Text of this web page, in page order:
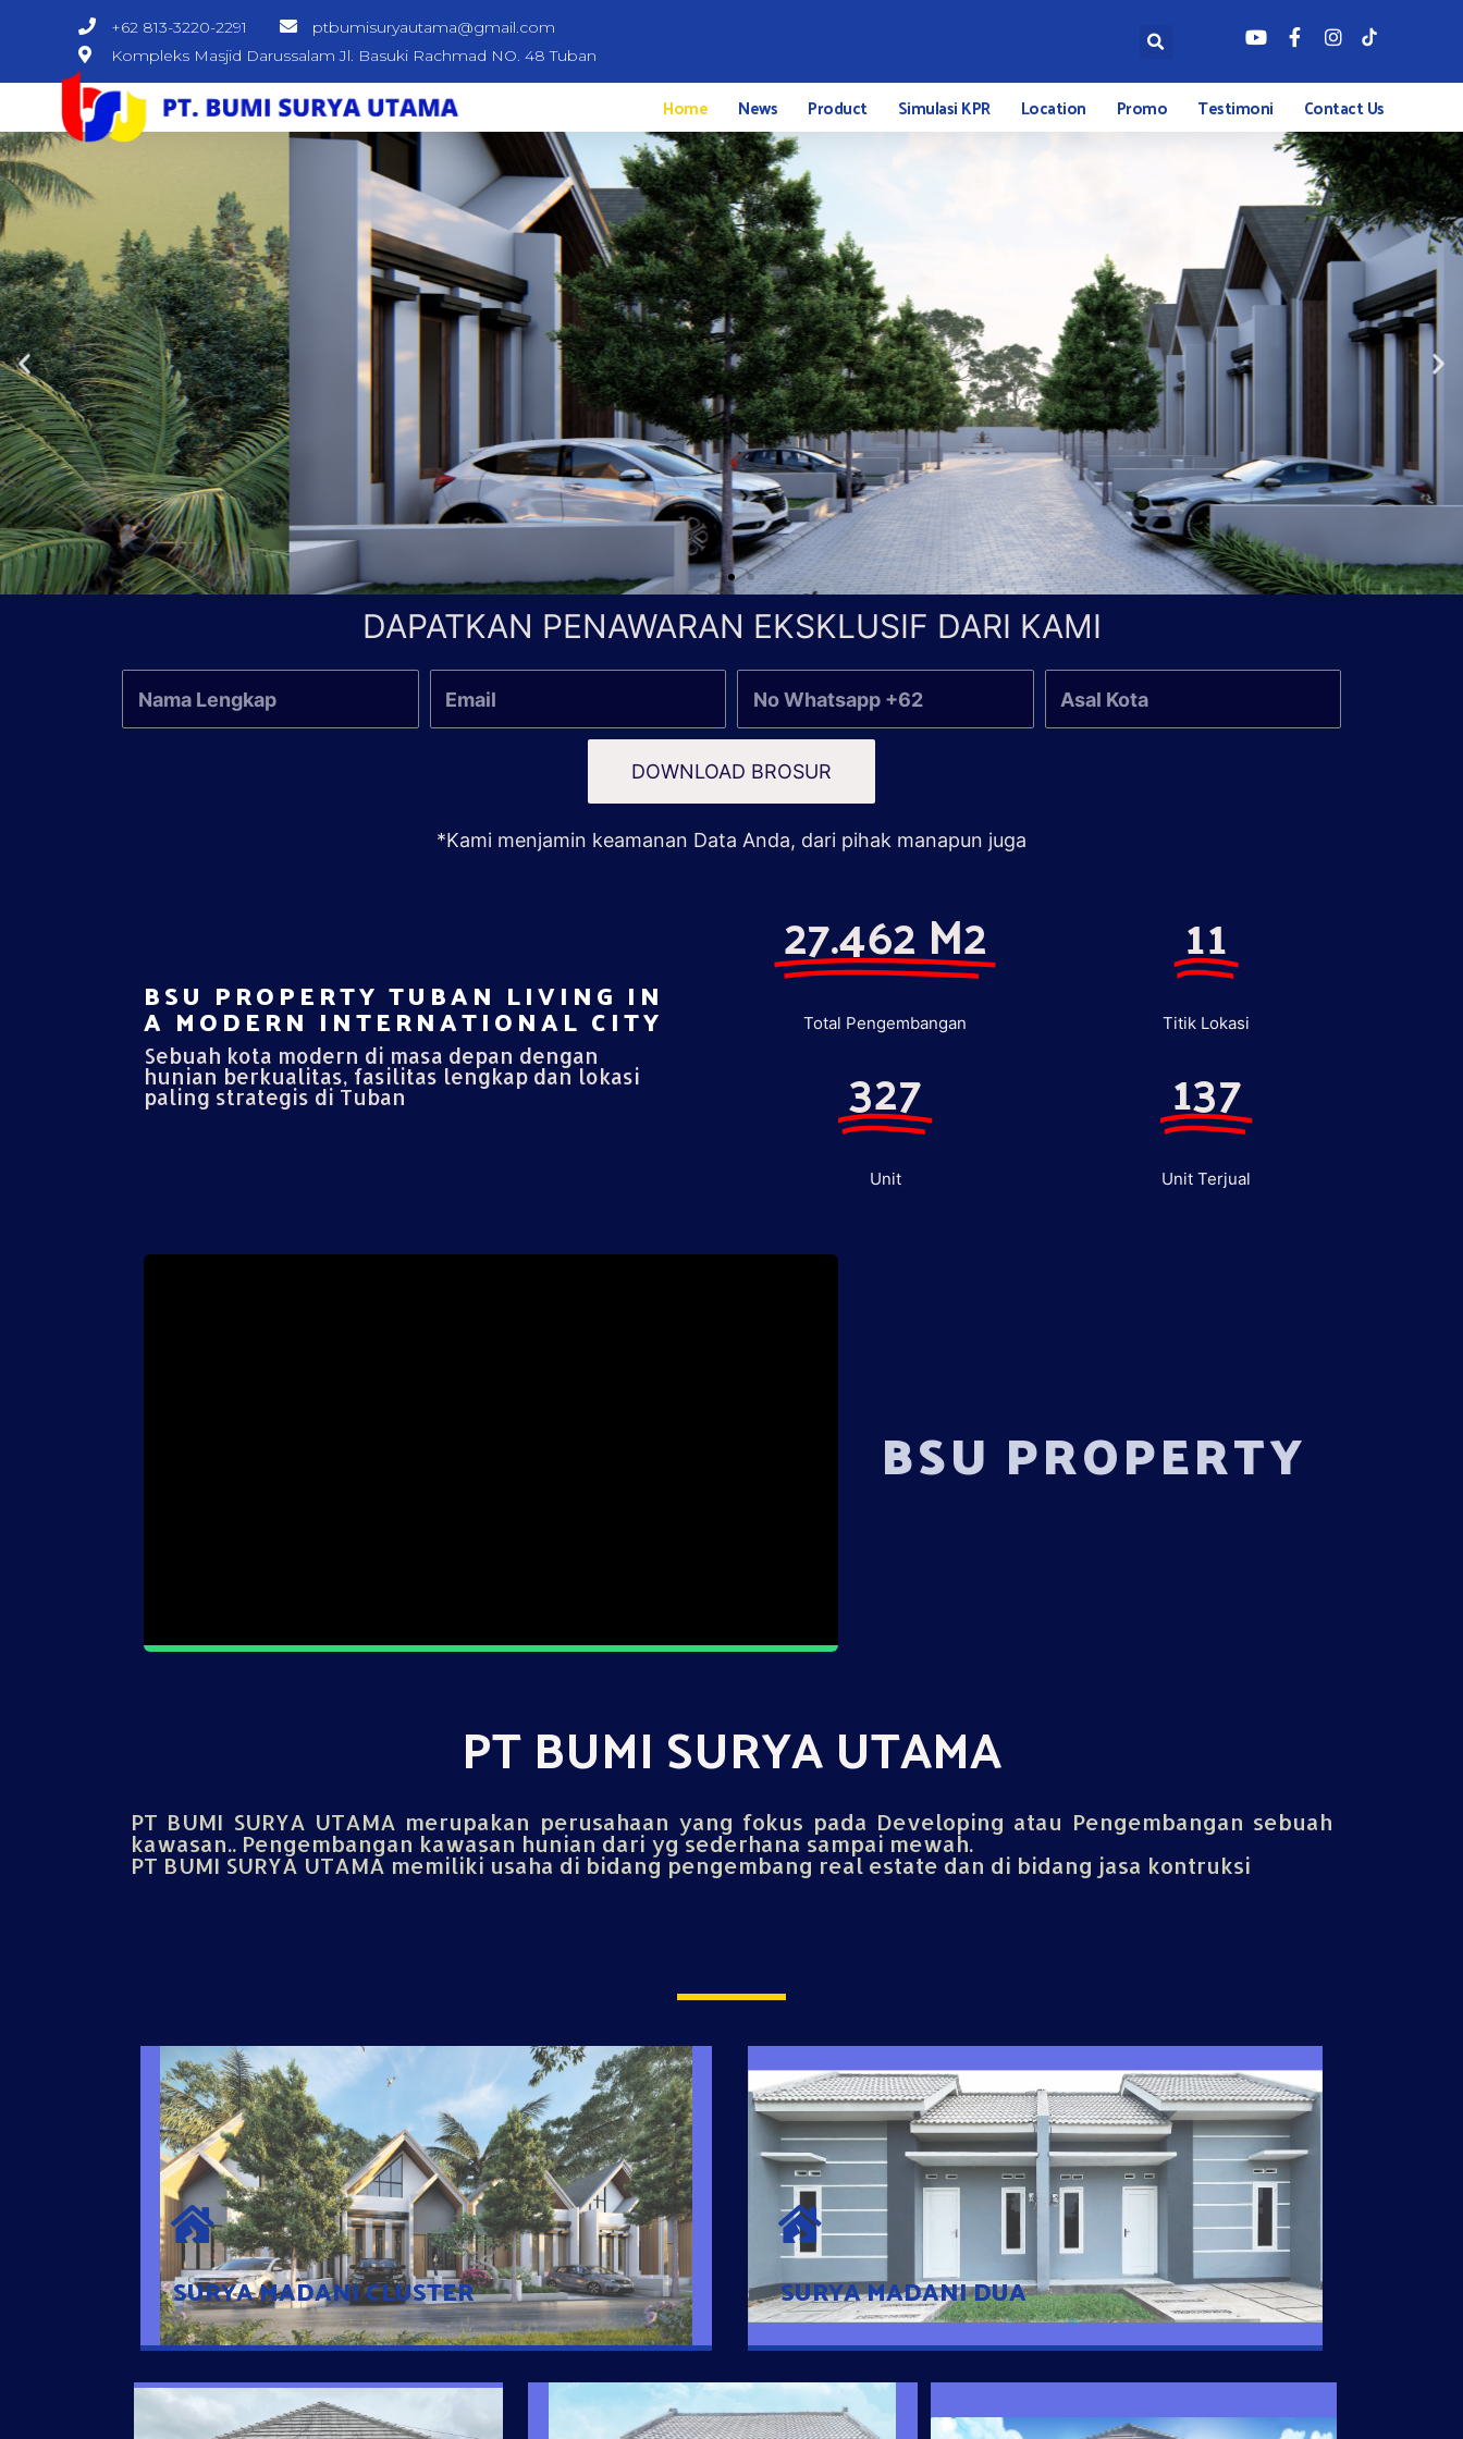
+62 813-3220-2291
ptbumisuryautama@gmail.com
Kompleks Masjid Darussalam Jl. Basuki Rachmad NO. 48 Tuban
Home News Product Simulasi KPR Location Promo Testimoni Contact Us
DAPATKAN PENAWARAN EKSKLUSIF DARI KAMI
DOWNLOAD BROSUR
*Kami menjamin keamanan Data Anda, dari pihak manapun juga
BSU PROPERTY TUBAN LIVING IN
A MODERN INTERNATIONAL CITY​
Sebuah kota modern di masa depan dengan
hunian berkualitas, fasilitas lengkap dan lokasi
paling strategis di Tuban
27.462 M2
Total Pengembangan
327
Unit
11
Titik Lokasi
137
Unit Terjual
BSU PROPERTY
PT BUMI SURYA UTAMA
PT BUMI SURYA UTAMA merupakan perusahaan yang fokus pada Developing atau Pengembangan sebuah
kawasan.. Pengembangan kawasan hunian dari yg sederhana sampai mewah.
PT BUMI SURYA UTAMA memiliki usaha di bidang pengembang real estate dan di bidang jasa kontruksi
SURYA MADANI CLUSTER
SURYA MADANI CLUSTER
Desain Modern Minimalis dengan Konsep Rumah Pintar
Sehingga Memudahkan Penghuni mengakses rumahnya dengan
Ponsel
SURYA MADANI DUA
SURYA MADANI DUA
Satu-satunya Hunian nyaman dengan harga subsidi hanya 100
jutaan dengan lokasi strategis di Tuban